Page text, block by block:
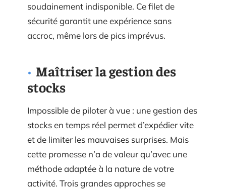
soudainement indisponible. Ce filet de
sécurité garantit une expérience sans
accroc, même lors de pics imprévus.
Maîtriser la gestion des
stocks
Impossible de piloter à vue : une gestion des
stocks en temps réel permet d’expédier vite
et de limiter les mauvaises surprises. Mais
cette promesse n’a de valeur qu’avec une
méthode adaptée à la nature de votre
activité. Trois grandes approches se